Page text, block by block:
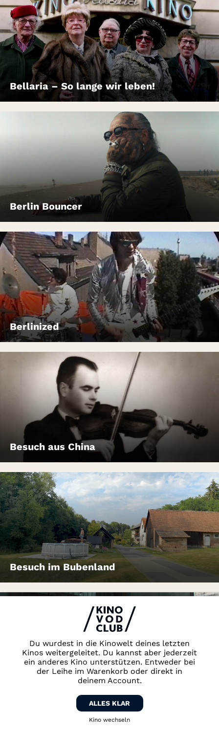
Du wurdest in die Kinowelt deines letzten
Kinos weitergeleitet. Du kannst aber jederzeit
ein anderes Kino unterstützen. Entweder bei
der Leihe im Warenkorb oder direkt in
deinem Account.
ALLES KLAR
Kino wechseln
Bellaria – So lange wir leben!
Berlin Bouncer
Berlinized
Besuch aus China
Besuch im Bubenland
Bewegungen eines nahen Bergs